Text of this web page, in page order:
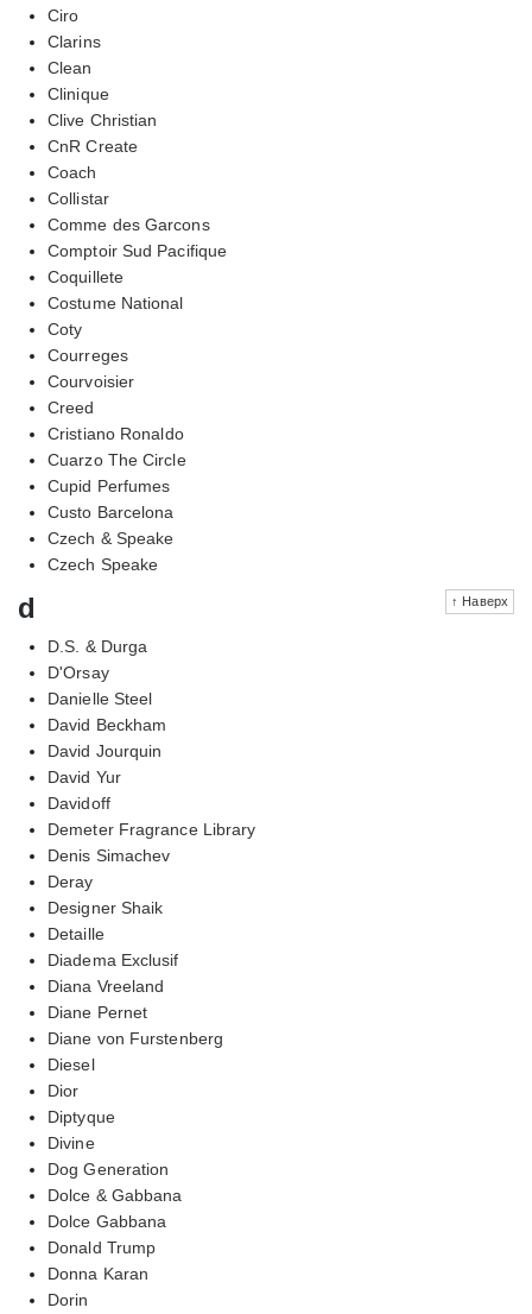
Ciro
Clarins
Clean
Clinique
Clive Christian
CnR Create
Coach
Collistar
Comme des Garcons
Comptoir Sud Pacifique
Coquillete
Costume National
Coty
Courreges
Courvoisier
Creed
Cristiano Ronaldo
Cuarzo The Circle
Cupid Perfumes
Custo Barcelona
Czech & Speake
Czech Speake
↑ Наверх
d
D.S. & Durga
D'Orsay
Danielle Steel
David Beckham
David Jourquin
David Yur
Davidoff
Demeter Fragrance Library
Denis Simachev
Deray
Designer Shaik
Detaille
Diadema Exclusif
Diana Vreeland
Diane Pernet
Diane von Furstenberg
Diesel
Dior
Diptyque
Divine
Dog Generation
Dolce & Gabbana
Dolce Gabbana
Donald Trump
Donna Karan
Dorin